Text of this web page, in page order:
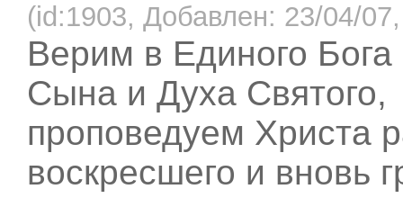
(id:1903, Добавлен: 23/04/
Верим в Единого
Сына и Духа Святого,
проповедуем Христа
воскресшего и вновь